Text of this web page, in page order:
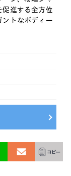
促進する全方位
ントなボディー